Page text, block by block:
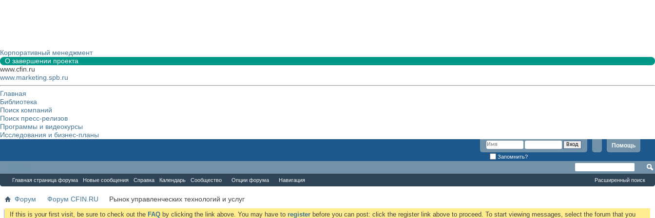
Корпоративный менеджмент
О завершении проекта
www.cfin.ru
www.marketing.spb.ru
Главная
Библиотека
Поиск компаний
Поиск пресс-релизов
Программы и видеокурсы
Исследования и бизнес-планы
Помощь
Запомнить?
Главная страница форума Новые сообщения Справка Календарь Сообщество Опции форума Навигация Расширенный поиск
Форум Форум CFIN.RU Рынок управленческих технологий и услуг
If this is your first visit, be sure to check out the FAQ by clicking the link above. You may have to register before you can post: click the register link above to proceed. To start viewing messages, select the forum that you